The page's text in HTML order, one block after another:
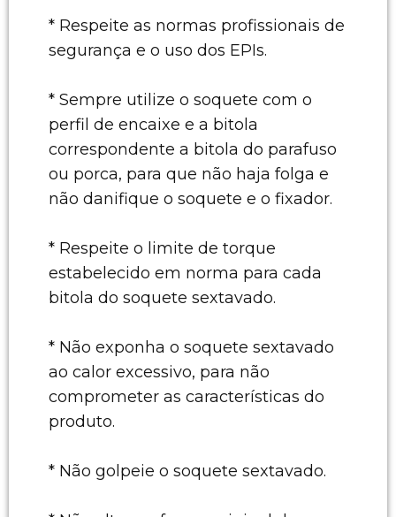
* Respeite as normas profissionais de
segurança e o uso dos EPIs.
* Sempre utilize o soquete com o
perfil de encaixe e a bitola
correspondente a bitola do parafuso
ou porca, para que não haja folga e
não danifique o soquete e o fixador.
* Respeite o limite de torque
estabelecido em norma para cada
bitola do soquete sextavado.
* Não exponha o soquete sextavado
ao calor excessivo, para não
comprometer as características do
produto.
* Não golpeie o soquete sextavado.